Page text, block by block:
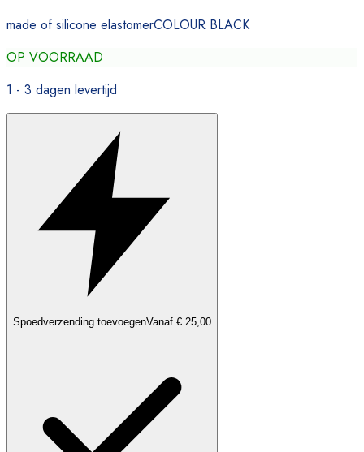
made of silicone elastomerCOLOUR BLACK
OP VOORRAAD
1 - 3 dagen levertijd
Spoedverzending toevoegenVanaf € 25,00